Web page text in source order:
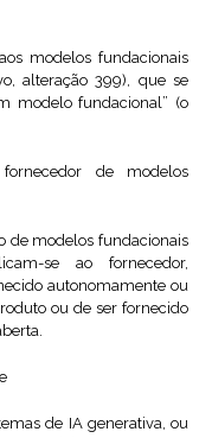
modelos fundacionais
alteração 399), que se
modelo fundacional” (o
de modelos
de modelos fundacionais
se ao fornecedor,
autonomamente ou
ou de ser fornecido
de IA generativa, ou